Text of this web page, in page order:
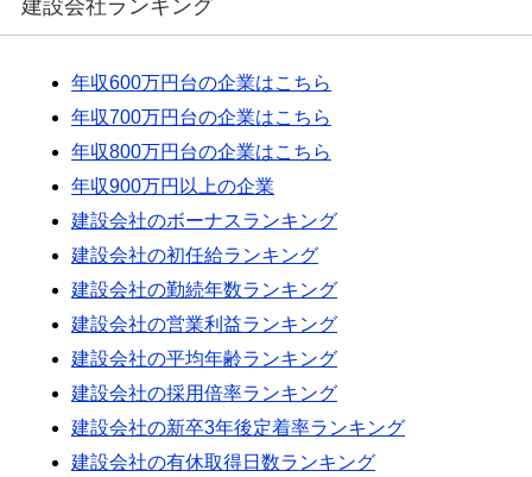
建設会社ランキング
年収600万円台の企業はこちら
年収700万円台の企業はこちら
年収800万円台の企業はこちら
年収900万円以上の企業
建設会社のボーナスランキング
建設会社の初任給ランキング
建設会社の勤続年数ランキング
建設会社の営業利益ランキング
建設会社の平均年齢ランキング
建設会社の採用倍率ランキング
建設会社の新卒3年後定着率ランキング
建設会社の有休取得日数ランキング